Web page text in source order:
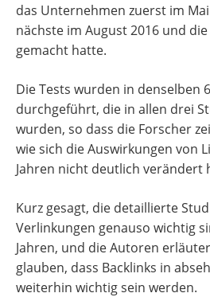
das Unternehmen zuerst im
nächste im August 2016 und
gemacht hatte.
Die Tests wurden in denselben
durchgeführt, die in allen drei
wurden, so dass die Forscher
wie sich die Auswirkungen von
Jahren nicht deutlich verändert
Kurz gesagt, die detaillierte
Verlinkungen genauso wichtig
Jahren, und die Autoren
glauben, dass Backlinks in
weiterhin wichtig sein werden.